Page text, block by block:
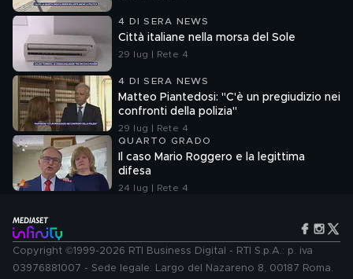
4 DI SERA NEWS
Città italiane nella morsa del Sole
29 lug | Rete 4
4 DI SERA NEWS
Matteo Piantedosi: "C'è un pregiudizio nei
confronti della polizia"
29 lug | Rete 4
QUARTO GRADO
Il caso Mario Roggero e la legittima
difesa
24 lug | Rete 4
Copyright ©1999-2026 RTI Business Digital - RTI S.p.A.: p. iva
03976881007 - Sede legale: Largo del Nazareno 8, 00187 Roma.